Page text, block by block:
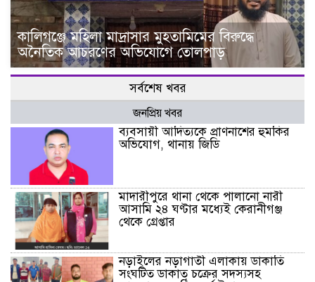
কালিগঞ্জে মহিলা মাদ্রাসার মুহতামিমের বিরুদ্ধে
অনৈতিক আচরণের অভিযোগে তোলপাড়
সর্বশেষ খবর
জনপ্রিয় খবর
ব্যবসায়ী আদিত্যকে প্রাণনাশের হুমকির
অভিযোগ, থানায় জিডি
মাদারীপুরে থানা থেকে পালানো নারী
আসামি ২৪ ঘণ্টার মধ্যেই কেরানীগঞ্জ
থেকে গ্রেপ্তার
নড়াইলের নড়াগাতী এলাকায় ডাকাতি
সংঘটিত ডাকাত চক্রের সদস্যসহ